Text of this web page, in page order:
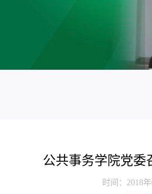
公共事务学院党委
时间：2018